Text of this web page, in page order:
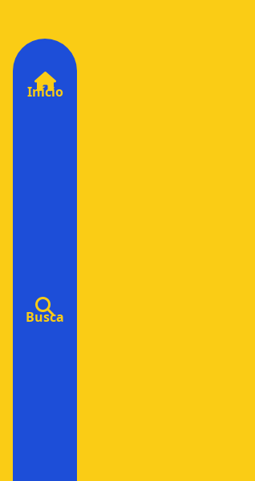
Início
Busca